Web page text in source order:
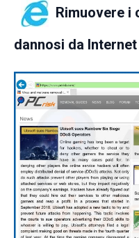
Rimuovere i
dannosi da